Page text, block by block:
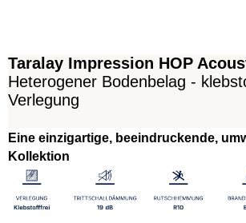
Taralay Impression HOP
Heterogener Bodenbelag -
Verlegung
Eine einzigartige, beeindruckende,
Kollektion